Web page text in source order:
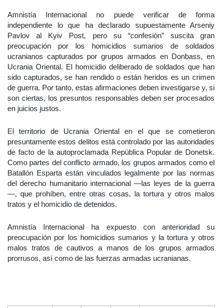
Amnistía Internacional no puede verificar de forma
independiente lo que ha declarado supuestamente Arseniy
Pavlov al Kyiv Post, pero su “confesión” suscita gran
preocupación por los homicidios sumarios de soldados
ucranianos capturados por grupos armados en Donbass, en
Ucrania Oriental. El homicidio deliberado de soldados que han
sido capturados, se han rendido o están heridos es un crimen
de guerra. Por tanto, estas afirmaciones deben investigarse y, si
son ciertas, los presuntos responsables deben ser procesados
en juicios justos.
El territorio de Ucrania Oriental en el que se cometieron
presuntamente estos delitos está controlado por las autoridades
de facto de la autoproclamada República Popular de Donetsk.
Como partes del conflicto armado, los grupos armados como el
Batallón Esparta están vinculados legalmente por las normas
del derecho humanitario internacional —las leyes de la guerra
—, que prohíben, entre otras cosas, la tortura y otros malos
tratos y el homicidio de detenidos.
Amnistía Internacional ha expuesto con anterioridad su
preocupación por los homicidios sumarios y la tortura y otros
malos tratos de cautivos a manos de los grupos armados
prorrusos, así como de las fuerzas armadas ucranianas.